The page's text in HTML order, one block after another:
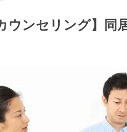
ウンセリング】同